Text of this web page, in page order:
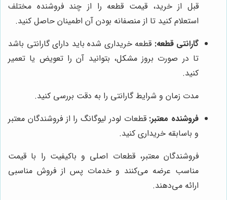
قبل از خرید، قیمت قطعه را از چند فروشنده مختلف
استعلام کنید تا از منصفانه بودن آن اطمینان حاصل کنید.
گارانتی قطعه: قطعه خریداری شده باید دارای گارانتی باشد
تا در صورت بروز مشکل، بتوانید آن را تعویض یا تعمیر
کنید.
مدت زمان و شرایط گارانتی را به دقت بررسی کنید.
فروشنده معتبر: قطعات لودر لیوگانگ را از فروشندگان معتبر
و باسابقه خریداری کنید.
فروشندگان معتبر، قطعات اصلی و باکیفیت را با قیمت
مناسب عرضه می‌کنند و خدمات پس از فروش مناسبی
ارائه می‌دهند.